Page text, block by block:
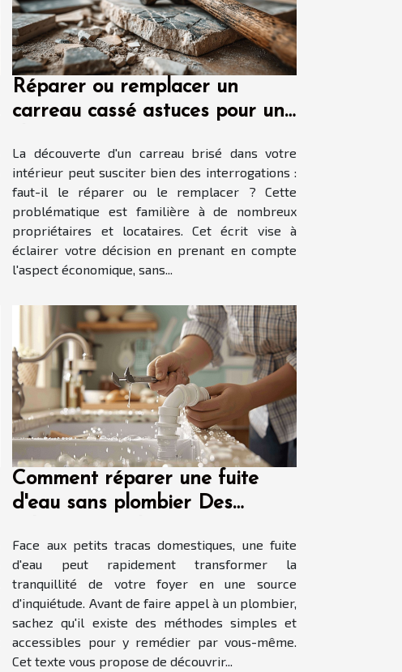
Réparer ou remplacer un
carreau cassé astuces pour un
La découverte d'un carreau brisé dans votre
intérieur peut susciter bien des interrogations :
faut-il le réparer ou le remplacer ? Cette
problématique est familière à de nombreux
propriétaires et locataires. Cet écrit vise à
éclairer votre décision en prenant en compte
l'aspect économique, sans...
Comment réparer une fuite
d'eau sans plombier Des
Face aux petits tracas domestiques, une fuite
d'eau peut rapidement transformer la
tranquillité de votre foyer en une source
d'inquiétude. Avant de faire appel à un plombier,
sachez qu'il existe des méthodes simples et
accessibles pour y remédier par vous-même.
Cet texte vous propose de découvrir...